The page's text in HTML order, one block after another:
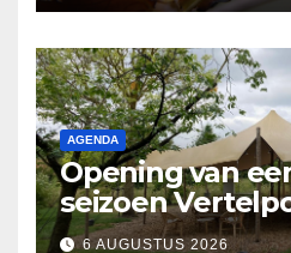
AGENDA
Opening van
seizoen
Lopende Vuur’.
6 AUGUSTUS 2026